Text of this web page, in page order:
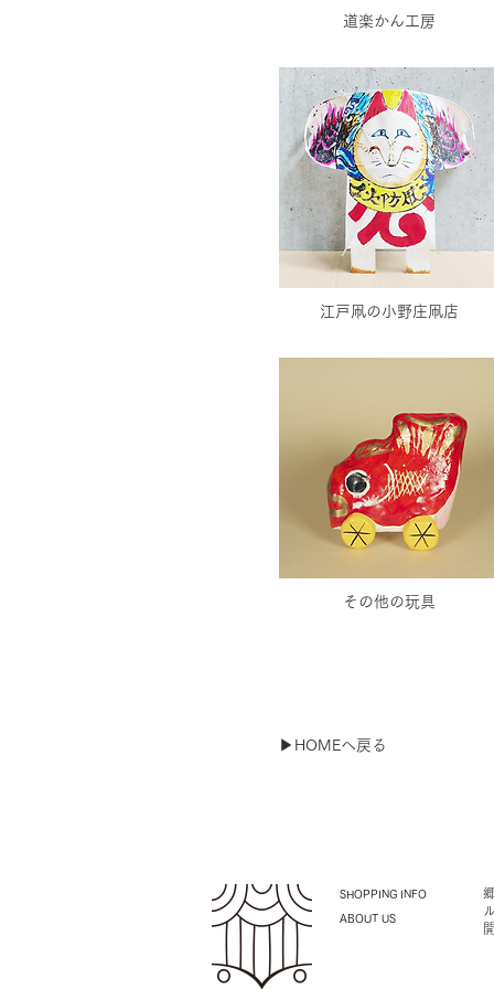
道楽かん工房
江戸凧の小野庄凧店
その他の玩具
▶︎HOMEへ戻る
SHOPPING INFO
ABOUT US